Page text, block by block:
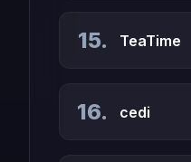
15. TeaTime
16. cedi